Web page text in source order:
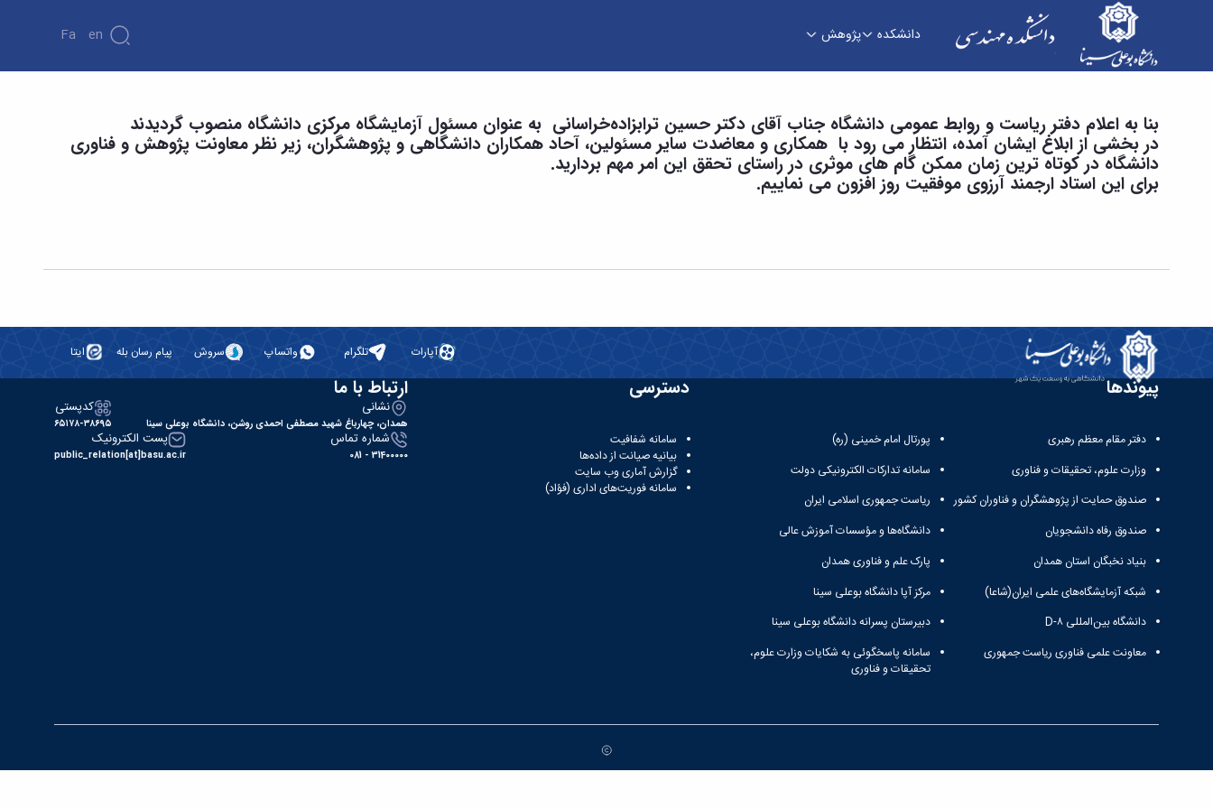
دانشکده پژوهش Fa En
انتصاب مسئول آزمایشگاه مرکزی دانشگاه - دانشکده فنی و مهندسی
بنا به اعلام دفتر ریاست و روابط عمومی دانشگاه جناب آقای دکتر حسین‌ ترابزاده‌خراسانی‌ به عنوان مسئول آزمایشگاه مرکزی دانشگاه منصوب گردیدند
در بخشی از ابلاغ ایشان آمده، انتظار می رود با همکاری و معاضدت سایر مسئولین، آحاد همکاران دانشگاهی و پژوهشگران، زیر نظر معاونت پژوهش و فناوری
دانشگاه در کوتاه ترین زمان ممکن گام های موثری در راستای تحقق این امر مهم بردارید.
برای این استاد ارجمند آرزوی موفقیت روز افزون می نماییم.
آپارات تلگرام واتساپ سروش پیام رسان بله ایتا
پیوندها
دفتر مقام معظم رهبری
وزارت علوم، تحقیقات و فناوری
صندوق حمایت از پژوهشگران و فناوران کشور
صندوق رفاه دانشجویان
بنیاد نخبگان استان همدان
شبکه آزمایشگاه‌های علمی ایران(شاعا)
دانشگاه بین‌المللی D-۸
معاونت علمی فناوری ریاست جمهوری
پورتال امام خمینی (ره)
سامانه تدارکات الکترونیکی دولت
ریاست جمهوری اسلامی ایران
دانشگاه‌ها و مؤسسات آموزش عالی
پارک علم و فناوری همدان
مرکز آپا دانشگاه بوعلی سینا
دبیرستان پسرانه دانشگاه بوعلی سینا
سامانه پاسخگوئی به شکایات وزارت علوم،
تحقیقات و فناوری
دسترسی
سامانه شفافیت
بیانیه صیانت از داده‌ها
گزارش آماری وب‌ سایت
سامانه فوریت‌های اداری (فؤاد)
ارتباط با ما
نشانی
همدان، چهارباغ شهید مصطفی احمدی روشن، دانشگاه بوعلی سینا
کدپستی
۶۵۱۷۸-۳۸۶۹۵
شماره تماس
31400000 - 081
پست الکترونیک
public_relation[at]basu.ac.ir